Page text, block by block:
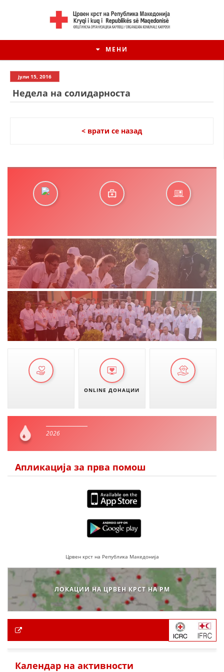
МЕНИ
ДЕЈСТВУВАЊЕ
ПРИРАЧНИЦИ
СТРАТЕГИИ
БРОШУРИ
јули 15, 2016
Недела на солидарноста
< врати се назад
ONLINE ДОНАЦИИ
2026
Апликација за прва помош
Црвен крст на Република Македонија
ЛОКАЦИИ НА ЦРВЕН КРСТ НА РМ
Календар на активности